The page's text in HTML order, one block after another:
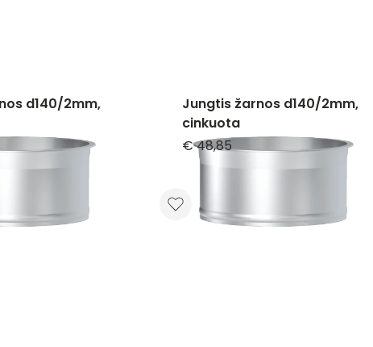
d140/2mm,
Jungtis žarnos d140/2mm,
cinkuota
€ 48,85